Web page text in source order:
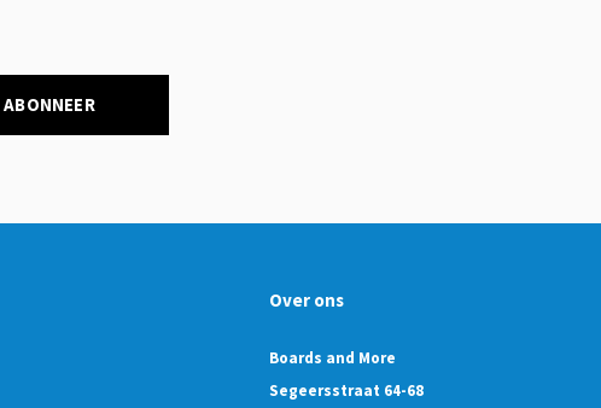
ABONNEER
Over ons
Boards and More
Segeersstraat 64-68